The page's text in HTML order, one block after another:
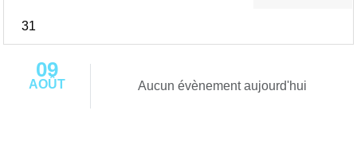
31
09
AOÛT Aucun évènement aujourd'hui